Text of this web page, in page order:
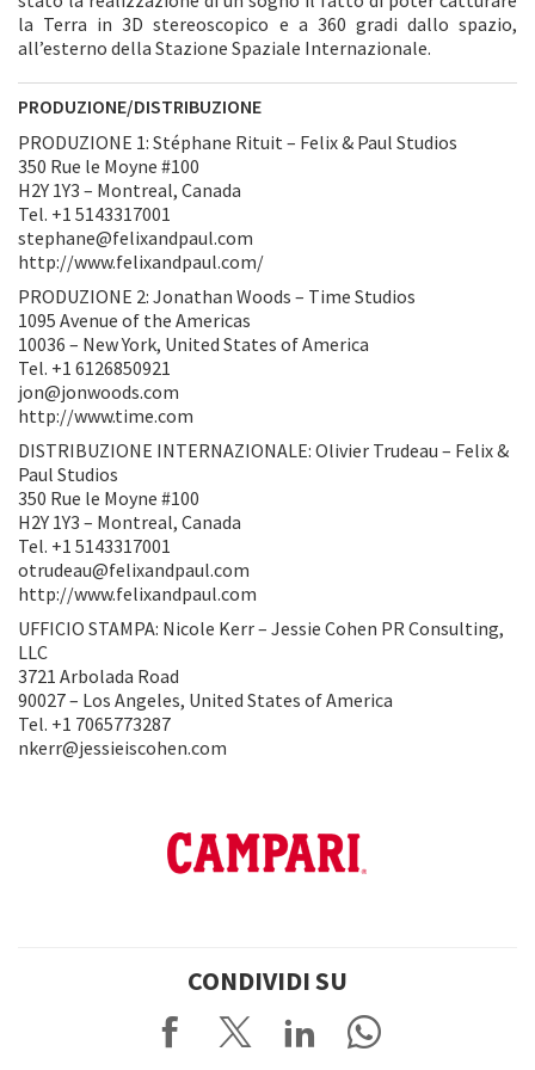
la Terra in 3D stereoscopico e a 360 gradi dallo spazio,
all’esterno della Stazione Spaziale Internazionale.
PRODUZIONE/DISTRIBUZIONE
PRODUZIONE 1: Stéphane Rituit – Felix & Paul Studios
350 Rue le Moyne #100
H2Y 1Y3 – Montreal, Canada
Tel. +1 5143317001
stephane@felixandpaul.com
http://www.felixandpaul.com/
PRODUZIONE 2: Jonathan Woods – Time Studios
1095 Avenue of the Americas
10036 – New York, United States of America
Tel. +1 6126850921
jon@jonwoods.com
http://www.time.com
DISTRIBUZIONE INTERNAZIONALE: Olivier Trudeau – Felix &
Paul Studios
350 Rue le Moyne #100
H2Y 1Y3 – Montreal, Canada
Tel. +1 5143317001
otrudeau@felixandpaul.com
http://www.felixandpaul.com
UFFICIO STAMPA: Nicole Kerr – Jessie Cohen PR Consulting,
LLC
3721 Arbolada Road
90027 – Los Angeles, United States of America
Tel. +1 7065773287
nkerr@jessieiscohen.com
CONDIVIDI SU